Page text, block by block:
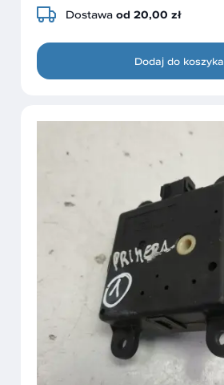
Dostawa od 20,00 zł
Dodaj do koszyka